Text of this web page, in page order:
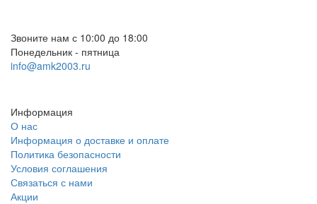
Звоните нам с 10:00 до 18:00
Понедельник - пятница
info@amk2003.ru
Информация
О нас
Информация о доставке и оплате
Политика безопасности
Условия соглашения
Связаться с нами
Акции